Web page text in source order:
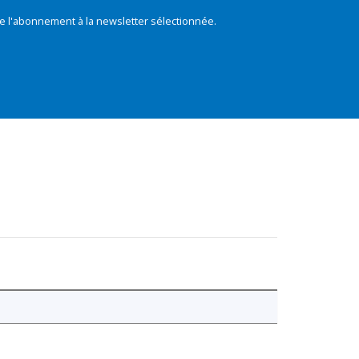
à la newsletter sélectionnée.